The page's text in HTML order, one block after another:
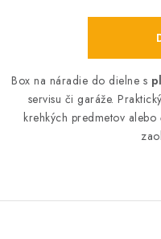
Box na náradie do dielne s
servisu či garáže.
krehkých predmetov